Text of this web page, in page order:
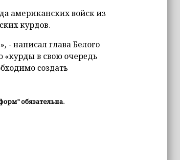
американских войск из
курдов.
- написал глава Белого
«курды в свою очередь
создать
обязательна.